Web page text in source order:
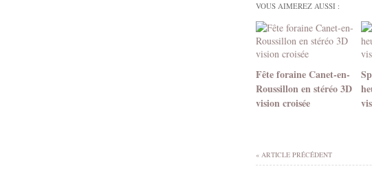
VOUS AIMEREZ AUSSI :
Fête foraine Canet-en-
Roussillon en stéréo 3D
vision croisée
« ARTICLE PRÉCÉDENT